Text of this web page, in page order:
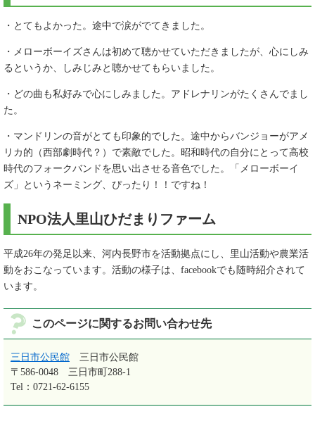
・とてもよかった。途中で涙がでてきました。
・メローボーイズさんは初めて聴かせていただきましたが、心にしみ
るというか、しみじみと聴かせてもらいました。
・どの曲も私好みで心にしみました。アドレナリンがたくさんでまし
た。
・マンドリンの音がとても印象的でした。途中からバンジョーがアメ
リカ的（西部劇時代？）で素敵でした。昭和時代の自分にとって高校
時代のフォークバンドを思い出させる音色でした。「メローボーイ
ズ」というネーミング、ぴったり！！ですね！
NPO法人里山ひだまりファーム
平成26年の発足以来、河内長野市を活動拠点にし、里山活動や農業活
動をおこなっています。活動の様子は、facebookでも随時紹介されて
います。
このページに関するお問い合わせ先
三日市公民館
三日市公民館
〒586-0048
三日市町288-1
Tel：0721-62-6155